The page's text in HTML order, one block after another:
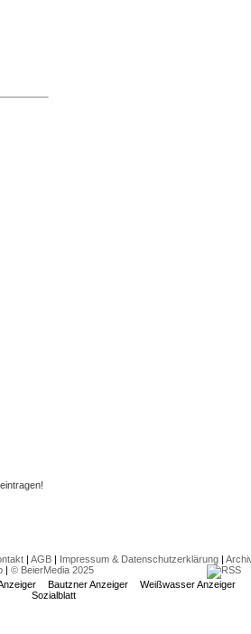
| AGB| Impressum & Datenschutzerklärung|
| © BeierMedia 2025
Bautzner Anzeiger
Weißwasser Anzeiger
Sozialblatt